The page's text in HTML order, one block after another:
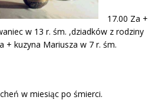
17.00 Za +
w 13 r. śm. ,dziadków z rodziny
+ kuzyna Mariusza w 7 r. śm.
w miesiąc po śmierci.